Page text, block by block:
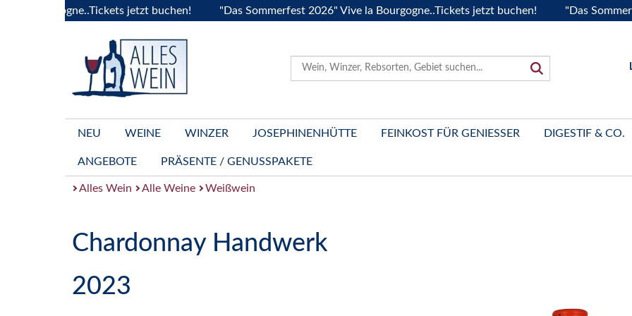
jetzt buchen! "Das Sommerfest 2026" Vive la Bourgogne..Tickets jetzt buchen! "Das Sommerfest
NEU WEINE WINZER JOSEPHINENHÜTTE FEINKOST FÜR GENIESSER DIGESTIF & CO.
ANGEBOTE PRÄSENTE / GENUSSPAKETE
Alles Wein Alle Weine Weißwein
Chardonnay Handwerk
2023